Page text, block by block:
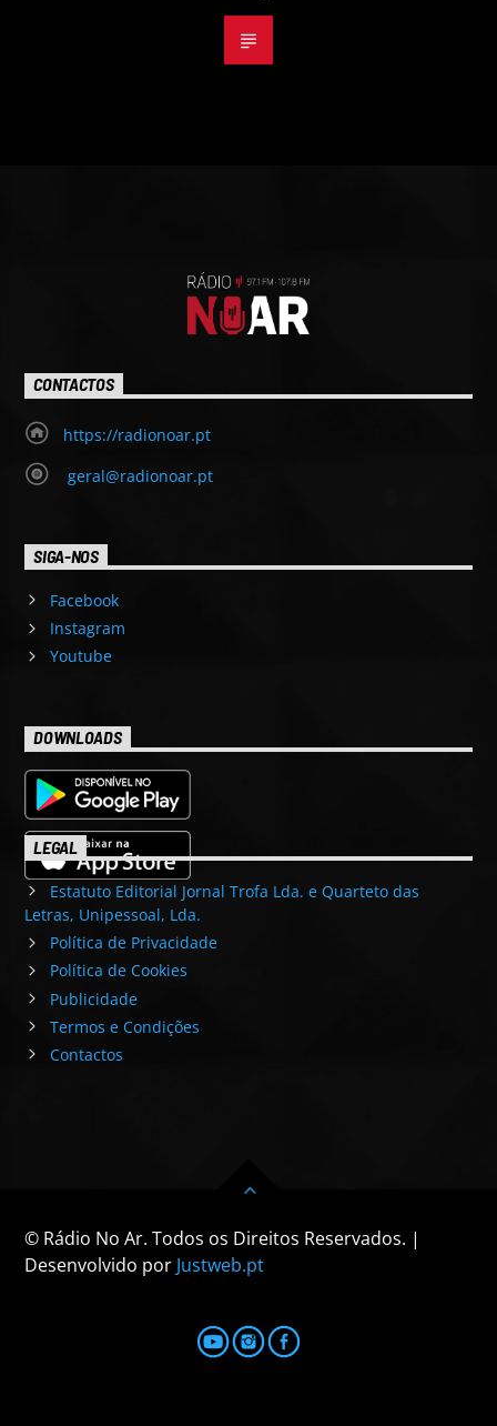
CONTACTOS
https://radionoar.pt
geral@radionoar.pt
SIGA-NOS
Facebook
Instagram
Youtube
DOWNLOADS
LEGAL
Estatuto Editorial Jornal Trofa Lda. e Quarteto das
Letras, Unipessoal, Lda.
Política de Privacidade
Política de Cookies
Publicidade
Termos e Condições
Contactos
© Rádio No Ar. Todos os Direitos Reservados. |
Desenvolvido por Justweb.pt